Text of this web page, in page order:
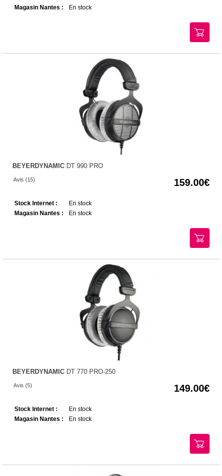
Magasin Nantes :
En stock
BEYERDYNAMIC DT 990 PRO
Avis (15) 159.00
Stock Internet :
En stock
Magasin Nantes :
En stock
BEYERDYNAMIC DT 770 PRO-250
Avis (5) 149.00
Stock Internet :
En stock
Magasin Nantes :
En stock